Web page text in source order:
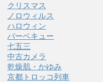
クリスマス
ノロウィルス
ハロウィン
バーベキュー
七五三
中古カメラ
乾燥肌・かゆみ
京都トロッコ列車